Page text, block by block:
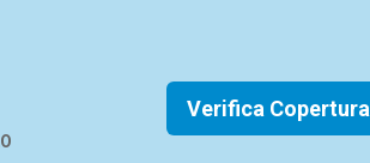
Verifica Copertura